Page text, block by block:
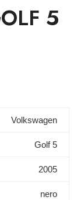
5
Volkswagen
Golf 5
2005
nero